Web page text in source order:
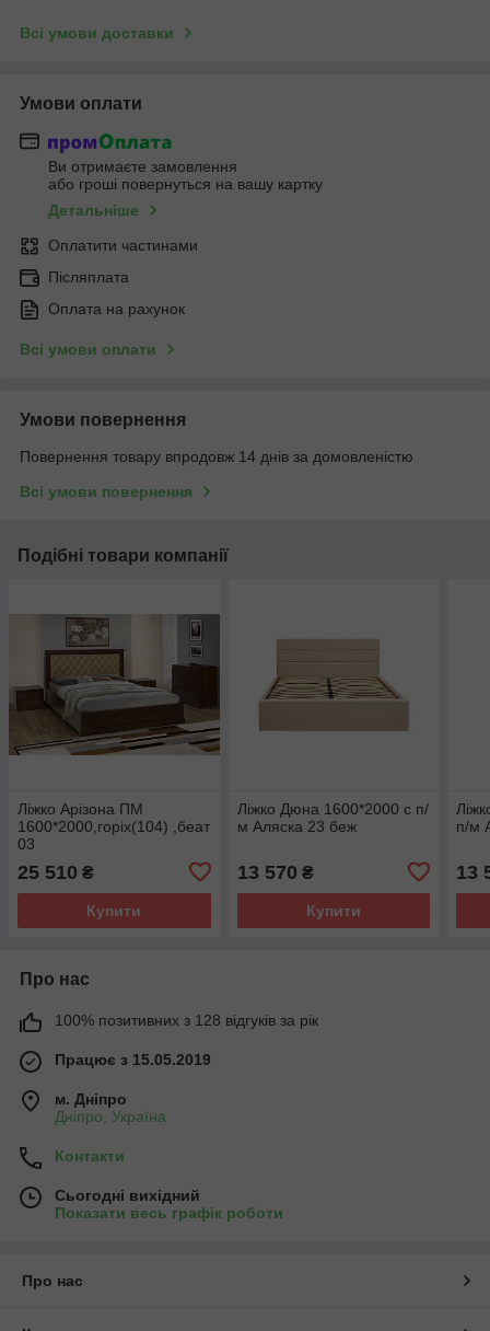
Всі умови доставки
Умови оплати
Ви отримаєте замовлення
або гроші повернуться на вашу картку
Детальніше
Оплатити частинами
Післяплата
Оплата на рахунок
Всі умови оплати
Умови повернення
Повернення товару впродовж 14 днів за домовленістю
Всі умови повернення
Подібні товари компанії
Ліжко Арізона ПМ
1600*2000,горіх(104) ,беат
03
25 510 ₴
Купити
Ліжко Дюна 1600*2000 с п/
м Аляска 23 беж
13 570 ₴
Купити
п/м
13
Про нас
100% позитивних з 128 відгуків за рік
Працює з 15.05.2019
м. Дніпро
Дніпро, Україна
Контакти
Сьогодні вихідний
Показати весь графік роботи
Про нас